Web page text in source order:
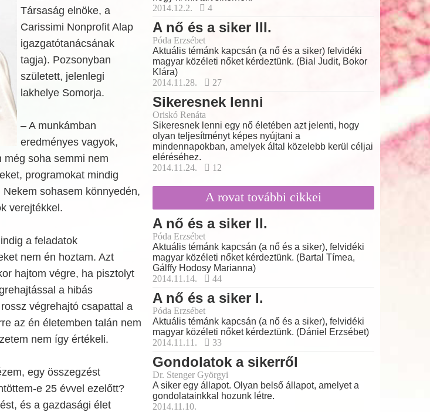
Társaság elnöke, a
Carissimi Nonprofit Alap
igazgatótanácsának
tagja). Pozsonyban
született, jelenlegi
lakhelye Somorja.
– A munkámban
eredményes vagyok,
soha semmi nem
programokat mindig
sohasem könnyedén,
verejtékkel.
a feladatok
nem én hoztam. Azt
hajtom végre, ha pisztolyt
a hibás
végrehajtó csapattal a
az én életemben talán nem
nem így értékeli.
egy összegzést
e 25 évvel ezelőtt?
és a gazdasági élet
2014.12.2.
4
A nő és a siker III.
Póda Erzsébet
Aktuális témánk kapcsán (a nő és a siker) felvidéki
magyar közéleti nőket kérdeztünk. (Bial Judit, Bokor
Klára)
2014.11.28.
27
Sikeresnek lenni
Oriskó Renáta
Sikeresnek lenni egy nő életében azt jelenti, hogy
olyan teljesítményt képes nyújtani a
mindennapokban, amelyek által közelebb kerül céljai
eléréséhez.
2014.11.24.
12
A rovat további cikkei
A nő és a siker II.
Póda Erzsébet
Aktuális témánk kapcsán (a nő és a siker), felvidéki
magyar közéleti nőket kérdeztünk. (Bartal Tímea,
Gálffy Hodosy Marianna)
2014.11.14.
44
A nő és a siker I.
Póda Erzsébet
Aktuális témánk kapcsán (a nő és a siker), felvidéki
magyar közéleti nőket kérdeztünk. (Dániel Erzsébet)
2014.11.11.
33
Gondolatok a sikerről
Dr. Stenger Györgyi
A siker egy állapot. Olyan belső állapot, amelyet a
gondolatainkkal hozunk létre.
2014.11.10.